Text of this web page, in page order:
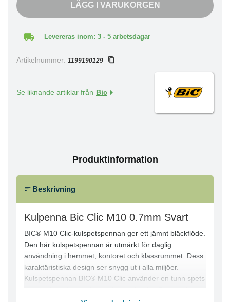
LÄGG I VARUKORGEN
Levereras inom: 3 - 5 arbetsdagar
Artikelnummer: 1199190129
Se liknande artiklar från Bic
Produktinformation
Beskrivning
Kulpenna Bic Clic M10 0.7mm Svart
BIC® M10 Clic-kulspetspennan ger ett jämnt bläckflöde.
Den här kulspetspennan är utmärkt för daglig
användning i hemmet, kontoret och klassrummet. Dess
karaktäristiska design ser snygg ut i alla miljöer.
Kulspetspennan BIC® M10 Clic använder en tunn spets